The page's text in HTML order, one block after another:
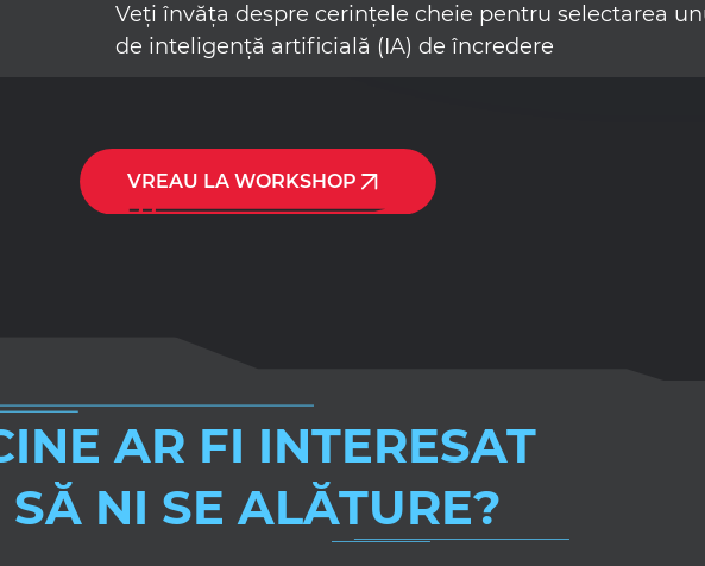
VREAU LA WORKSHOP
Veți învăța despre cerințele cheie pentru selectarea
de inteligență artificială (IA) de încredere
AR FI INTERESAT
SĂ NI SE ALĂTURE?